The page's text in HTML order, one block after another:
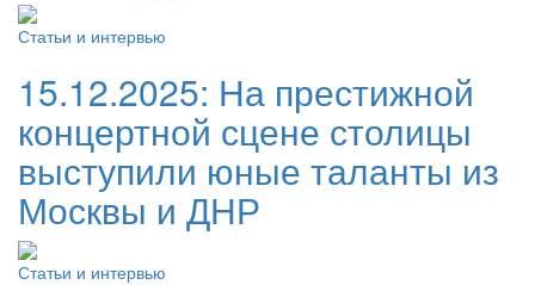
Статьи и интервью
15.12.2025: На престижной
концертной сцене столицы
выступили юные таланты из
Москвы и ДНР
Статьи и интервью